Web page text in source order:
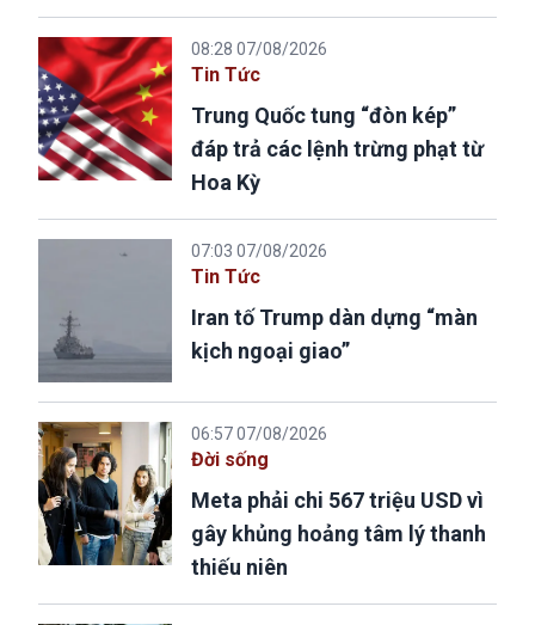
08:28 07/08/2026
Tin Tức
Trung Quốc tung “đòn kép”
đáp trả các lệnh trừng phạt từ
Hoa Kỳ
07:03 07/08/2026
Tin Tức
Iran tố Trump dàn dựng “màn
kịch ngoại giao”
06:57 07/08/2026
Đời sống
Meta phải chi 567 triệu USD vì
gây khủng hoảng tâm lý thanh
thiếu niên